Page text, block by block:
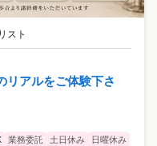
スト
リアルをご体験下さ
業務委託 土日休み
日曜休み